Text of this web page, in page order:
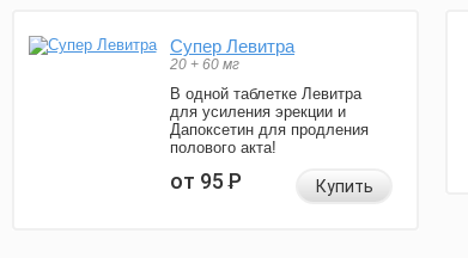
Супер Левитра
20 + 60 мг
В одной таблетке Левитра
для усиления эрекции и
Дапоксетин для продления
полового акта!
от 95Р Купить